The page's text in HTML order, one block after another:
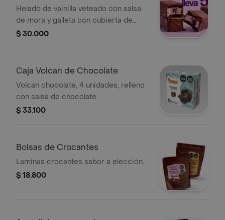
Und
Helado de vainilla veteado con salsa
de mora y galleta con cubierta de
chocolate de leche belga. Lleva 5
$ 30.000
Caja Volcan de Chocolate
Volcan chocolate, 4 unidades, relleno
con salsa de chocolate.
$ 33.100
Bolsas de Crocantes
Laminas crocantes sabor a elección.
$ 18.800